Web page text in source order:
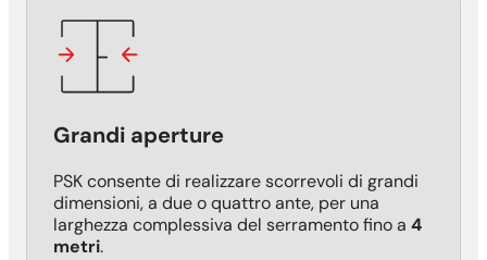
Grandi aperture
PSK consente di realizzare scorrevoli di grandi
dimensioni, a due o quattro ante, per una
larghezza complessiva del serramento fino a 4
metri.